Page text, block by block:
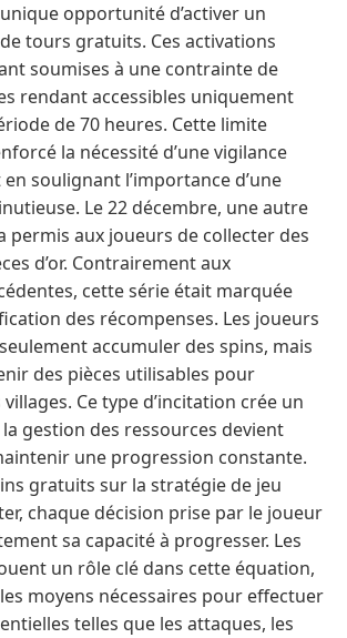
opportunité d’activer un
tours gratuits. Ces activations
soumises à une contrainte de
rendant accessibles uniquement
de 70 heures. Cette limite
la nécessité d’une vigilance
soulignant l’importance d’une
Le 22 décembre, une autre
permis aux joueurs de collecter des
d’or. Contrairement aux
cette série était marquée
des récompenses. Les joueurs
accumuler des spins, mais
des pièces utilisables pour
Ce type d’incitation crée un
gestion des ressources devient
une progression constante.
gratuits sur la stratégie de jeu
chaque décision prise par le joueur
sa capacité à progresser. Les
un rôle clé dans cette équation,
moyens nécessaires pour effectuer
telles que les attaques, les